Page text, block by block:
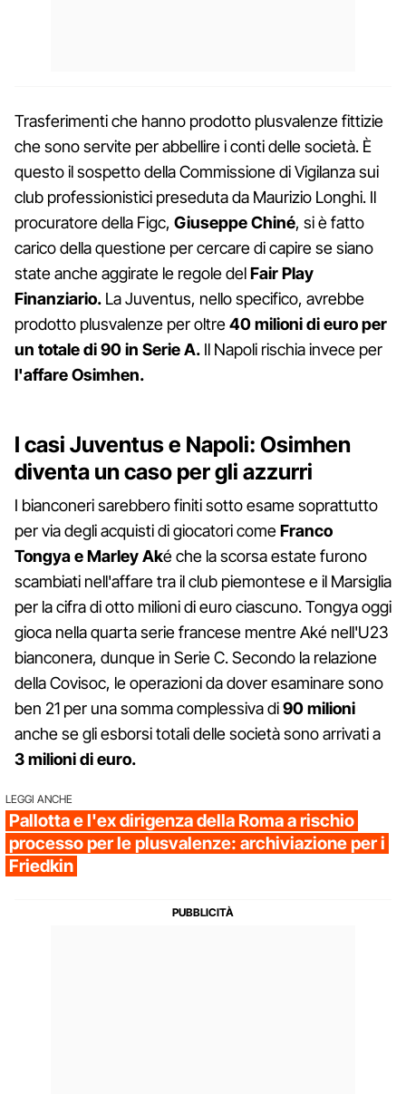
Trasferimenti che hanno prodotto plusvalenze fittizie
che sono servite per abbellire i conti delle società. È
questo il sospetto della Commissione di Vigilanza sui
club professionistici preseduta da Maurizio Longhi. Il
procuratore della Figc, Giuseppe Chiné, si è fatto
carico della questione per cercare di capire se siano
state anche aggirate le regole delFair Play
Finanziario. La Juventus, nello specifico, avrebbe
prodotto plusvalenze per oltre40 milioni di euro per
un totale di 90 in Serie A. Il Napoli rischia invece per
l'affare Osimhen.
I casi Juventus e Napoli: Osimhen
diventa un caso per gli azzurri
I bianconeri sarebbero finiti sotto esame soprattutto
per via degli acquisti di giocatori comeFranco
Tongya e Marley Aké che la scorsa estate furono
scambiati nell'affare tra il club piemontese e il Marsiglia
per la cifra di otto milioni di euro ciascuno. Tongya oggi
gioca nella quarta serie francese mentre Aké nell'U23
bianconera, dunque in Serie C. Secondo la relazione
della Covisoc, le operazioni da dover esaminare sono
ben 21 per una somma complessiva di90 milioni
anche se gli esborsi totali delle società sono arrivati a
3 milioni di euro.
LEGGI ANCHE
Pallotta e l'ex dirigenza della Roma a rischio
processo per le plusvalenze: archiviazione per i
Friedkin